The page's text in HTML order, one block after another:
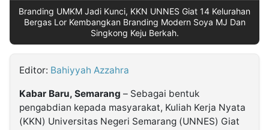
Branding UMKM Jadi Kunci, KKN UNNES Giat 14 Kelurahan
Bergas Lor Kembangkan Branding Modern Soya MJ Dan
Singkong Keju Berkah.
Editor: Bahiyyah Azzahra
Kabar Baru, Semarang – Sebagai bentuk
pengabdian kepada masyarakat, Kuliah Kerja Nyata
(KKN) Universitas Negeri Semarang (UNNES) Giat